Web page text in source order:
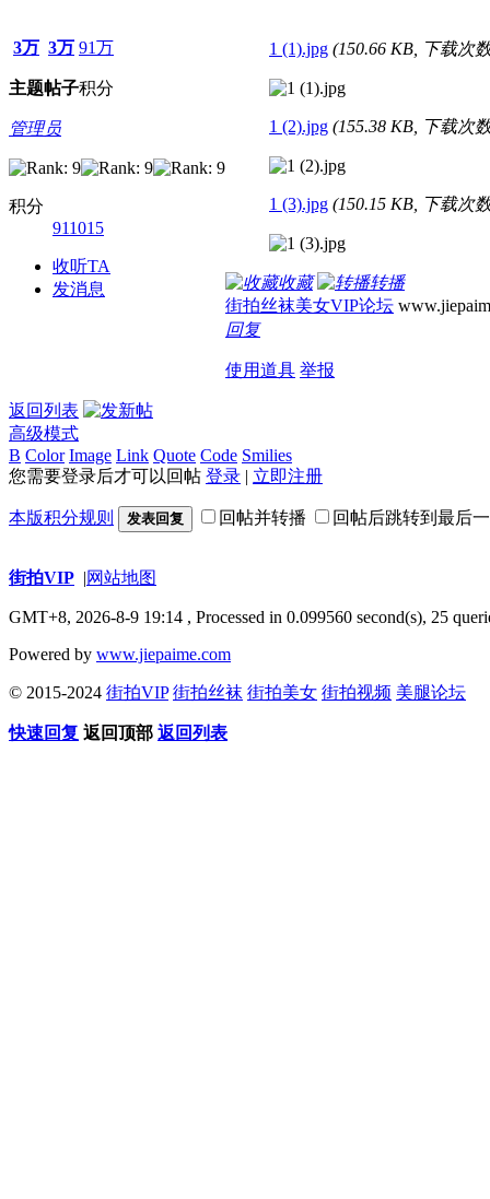
3万
主题
3万
帖子
91万
积分
管理员
积分
911015
收听TA
发消息
1 (1).jpg (150.66 KB, 下载次
1 (2).jpg (155.38 KB, 下载次
1 (3).jpg (150.15 KB, 下载次
收藏
转播
街拍丝袜美女VIP论坛
回复
使用道具 举报
返回列表
高级模式
B Color Image Link Quote Code Smilies
您需要登录后才可以回帖 登录 | 立即注册
本版积分规则 发表回复 回帖并转播 回帖后跳转到最后
街拍VIP |网站地图
GMT+8, 2026-8-9 19:14 , Processed in 0.099560 second(s), 25
Powered by www.jiepaime.com
© 2015-2024 街拍VIP 街拍丝袜 街拍美女 街拍视频 美腿论坛
快速回复 返回顶部 返回列表